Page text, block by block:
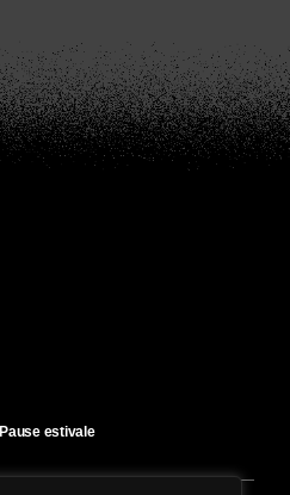
Pause estivale